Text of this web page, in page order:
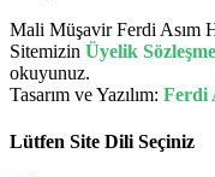
Mali Müşavir Ferdi Asım
Sitemizin Üyelik
okuyunuz.
Tasarım ve Yazılım: Ferdi
Lütfen Site Dili Seçiniz